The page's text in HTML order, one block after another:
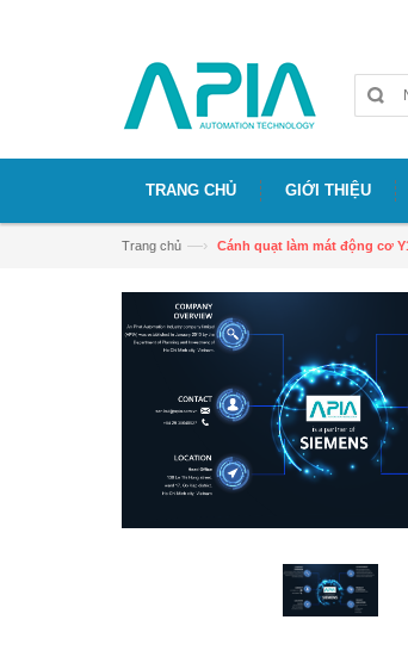
TRANG CHỦ GIỚI THIỆU
Trang chủ —› Cánh quạt làm mát động cơ